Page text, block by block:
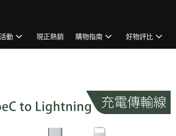
動 現正熱銷 購物指南 好物評比